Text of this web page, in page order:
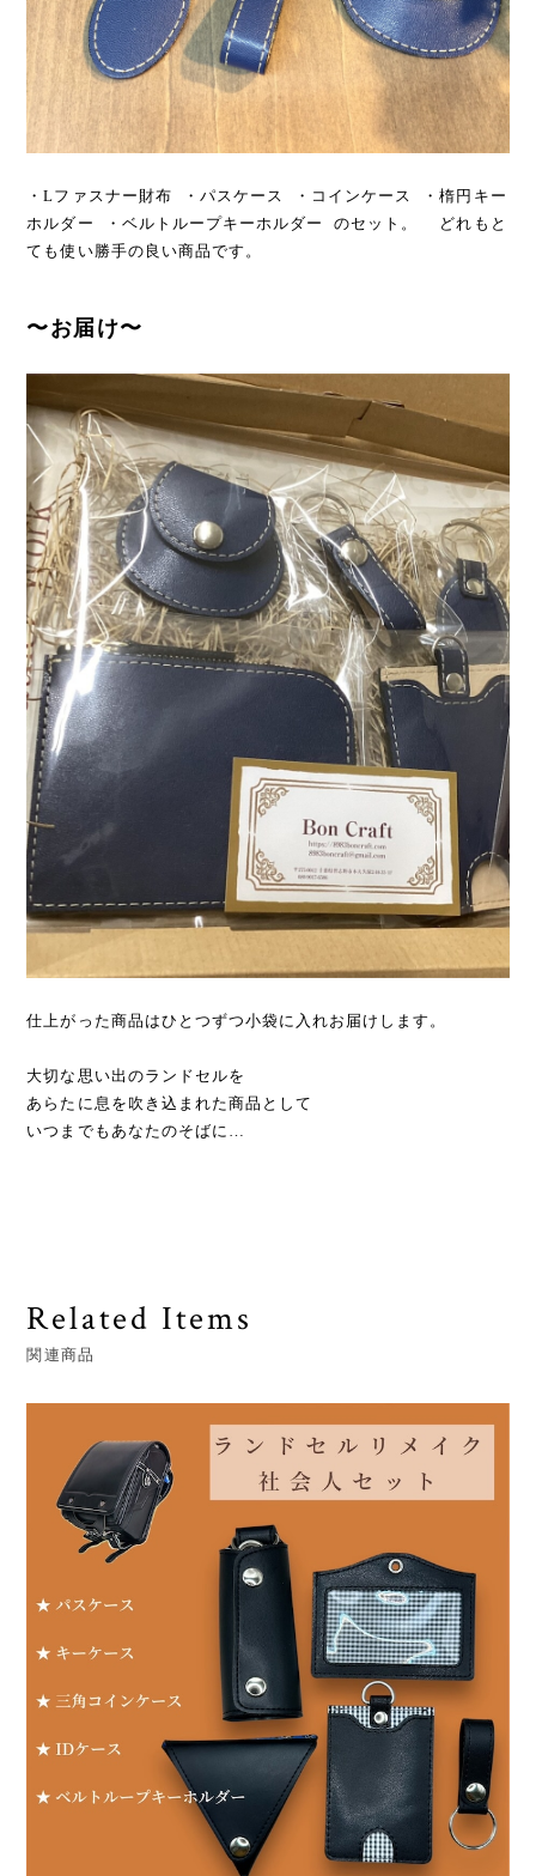
・Lファスナー財布 ・パスケース ・コインケース ・楕円キー
ホルダー ・ベルトループキーホルダー のセット。 どれもと
ても使い勝手の良い商品です。
〜お届け〜
仕上がった商品はひとつずつ小袋に入れお届けします。
大切な思い出のランドセルを
あらたに息を吹き込まれた商品として
いつまでもあなたのそばに…
Related Items
関連商品